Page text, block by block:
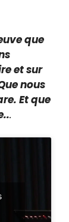
que
et sur
nous
Et que
.